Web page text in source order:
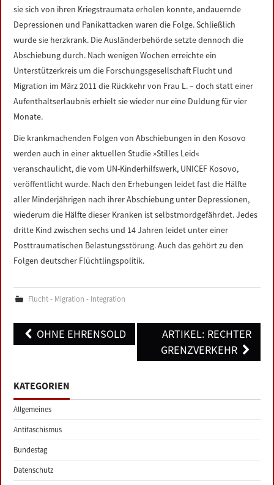
sie sich von ihren Kriegstraumata erholen konnte, andauernde
Depressionen und Panikattacken waren die Folge. Schließlich
wurde sie herzkrank. Die Ausländerbehörde setzte dennoch die
Abschiebung durch. Nach wenigen Wochen erreichte ein
Unterstützerkreis um die Forschungsgesellschaft Flucht und
Migration im März 2011 die Rückkehr von Frau L. – doch statt einer
Aufenthaltserlaubnis erhielt sie wieder nur eine Duldung für vier
Monate.
Die krankmachenden Folgen von Abschiebungen in den Kosovo
werden auch in einer aktuellen Studie »Stilles Leid«
veranschaulicht, die vom UN-Kinderhilfswerk, UNICEF Kosovo,
veröffentlicht wurde. Nach den Erhebungen leidet fast die Hälfte
aller Minderjährigen nach ihrer Abschiebung unter Depressionen,
wiederum die Hälfte dieser Kranken ist selbstmordgefährdet. Jedes
dritte Kind zwischen sechs und 14 Jahren leidet unter einer
Posttraumatischen Belastungsstörung. Auch das gehört zu den
Folgen deutscher Flüchtlingspolitik.
Flucht - Migration - Integration
Post
navigation
OHNE EHRENSOLD
ARTIKEL: RECHTER
GRENZVERKEHR
KATEGORIEN
Allgemeines
Antifaschismus
Bundestag
Datenschutz